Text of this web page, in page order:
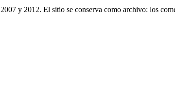
y 2012. El sitio se conserva como archivo: los